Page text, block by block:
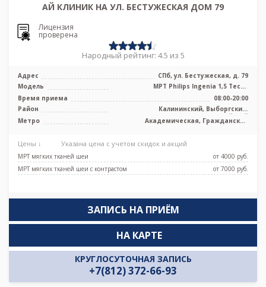
АЙ КЛИНИК НА УЛ. БЕСТУЖЕСКАЯ ДОМ 79
Лицензия
проверена
Народный рейтинг: 4.5 из 5
Адрес
СПб, ул. Бестужеская, д. 79
Модель
МРТ Philips Ingenia 1,5 Тесла
полуоткрытого типа
Время приема
08:00-20:00
Район
Калининский, Выборгский,
Красногвардейский
Метро
Академическая, Гражданский
Цены ↓ Указана цена с учетом скидок и акций
МРТ мягких тканей шеи
от 4000 pуб.
МРТ мягких тканей шеи с контрастом
от 7000 pуб.
ЗАПИСЬ НА ПРИЁМ
КРУГЛОСУТОЧНАЯ ЗАПИСЬ
+7(812) 372-66-93
НА КАРТЕ